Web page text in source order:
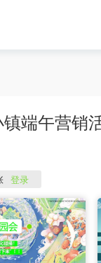
端午营销
登录